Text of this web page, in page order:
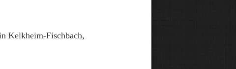
Kelkheim-Fischbach,